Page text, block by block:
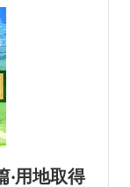
‧用地取得